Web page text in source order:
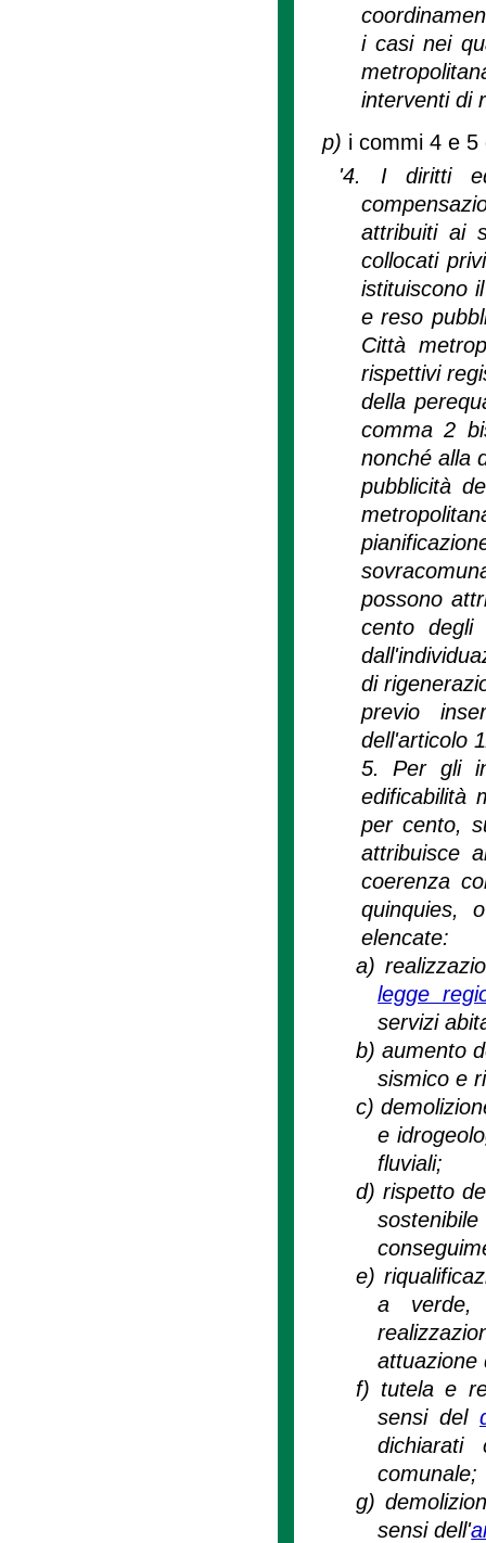
i casi nei
interventi di
p) i commi 4 e 5
'4. I diritti
attribuiti ai
collocati
istituiscono
e reso
Città
rispettivi
della
comma 2
nonché alla
pubblicità
possono
cento
di
previo
dell'articolo
5. Per gli
edificabilità
per cento,
attribuisce
coerenza
quinquies,
elencate:
a)
legge
servizi
b)aumento
sismico e
c)
e
fluviali;
d) rispetto
e)
a verde,
attuazione
f) tutela e
sensi del
dichiarati
comunale;
g)
sensi dell'